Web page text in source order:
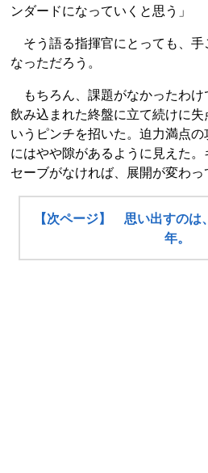
ンダードになっていくと思う」
そう語る指揮官にとっても、手
なっただろう。
もちろん、課題がなかったわけ
飲み込まれた終盤に立て続けに
いうピンチを招いた。迫力満点
にはやや隙があるように見えた
セーブがなければ、展開が変わっ
【次ページ】 思い出すのは
年。